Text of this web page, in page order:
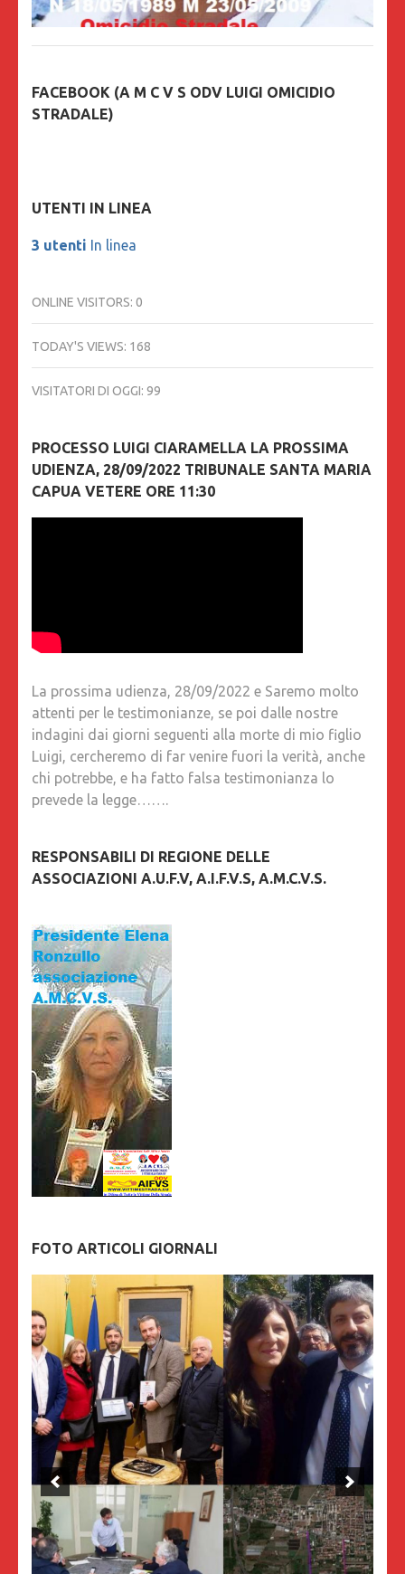
FACEBOOK (A M C V S ODV LUIGI OMICIDIO
STRADALE)
UTENTI IN LINEA
3 utenti In linea
ONLINE VISITORS: 0
TODAY'S VIEWS: 168
VISITATORI DI OGGI: 99
PROCESSO LUIGI CIARAMELLA LA PROSSIMA
UDIENZA, 28/09/2022 TRIBUNALE SANTA MARIA
CAPUA VETERE ORE 11:30
La prossima udienza, 28/09/2022 e Saremo molto
attenti per le testimonianze, se poi dalle nostre
indagini dai giorni seguenti alla morte di mio figlio
Luigi, cercheremo di far venire fuori la verità, anche
chi potrebbe, e ha fatto falsa testimonianza lo
prevede la legge…….
RESPONSABILI DI REGIONE DELLE
ASSOCIAZIONI A.U.F.V, A.I.F.V.S, A.M.C.V.S.
FOTO ARTICOLI GIORNALI